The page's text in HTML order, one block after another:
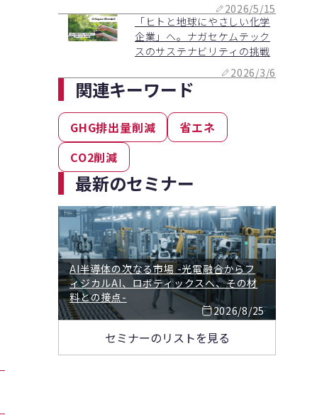
2026/5/15
「ヒトと地球にやさしい化学
企業」へ。ナガセケムテック
スのサステナビリティの挑戦
2026/3/6
関連キーワード
GHG排出量削減
省エネ
CO2削減
最新のセミナー
AI半導体の次なる市場 -光電融合からフ
ィジカルAI、ロボティックスへ、その材
料との接点-
2026/8/25
セミナーのリストを見る